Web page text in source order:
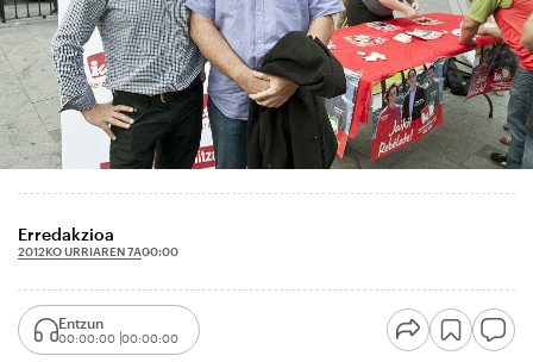
Erredakzioa
2012KO URRIAREN 7A00:00
Entzun
00:00:00 00:00:00